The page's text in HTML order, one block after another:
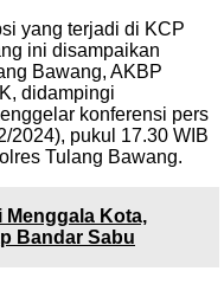
yang terjadi di KCP
ini disampaikan
Bawang, AKBP
didampingi
konferensi pers
2024), pukul 17.30 WIB
Tulang Bawang.
Menggala Kota,
Bandar Sabu